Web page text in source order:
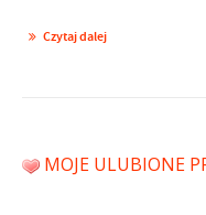
Czytaj dalej
MOJE ULUBIONE